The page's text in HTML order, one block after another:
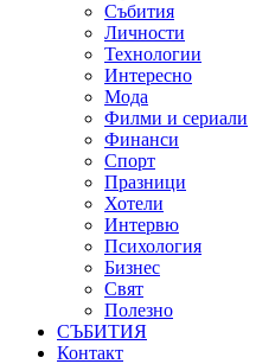
Събития
Личности
Технологии
Интересно
Мода
Филми и сериали
Финанси
Спорт
Празници
Хотели
Интервю
Психология
Бизнес
Свят
Полезно
СЪБИТИЯ
Контакт